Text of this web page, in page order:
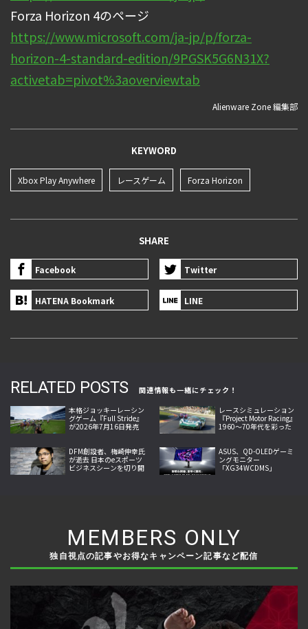
Forza Horizon 4のページ
https://www.microsoft.com/ja-jp/p/forza-
horizon-4-standard-edition/9PGSK5G6N31X?
activetab=pivot%3aoverviewtab
Alienware Zone 編集部
KEYWORD
Xbox Play Anywhere レースゲーム Forza Horizon
SHARE
Facebook Twitter
HATENA Bookmark LINE
RELATED POSTS
関連情報も一緒にチェック！
本格ジョッキーレーシン
グゲーム『Full Stride』
が2026年7月16日発売
レースシミュレーション
『Project Motor Racing』
1960～70年代を彩った
DFM創設者、梅崎伸幸氏
が逝去 日本のeスポーツ
ビジネスシーンを切り開
ASUS、QD-OLEDゲーミ
ングモニター
「XG34WCDMS」
MEMBERS ONLY
独自視点の記事やお得なキャンペーン記事など配信